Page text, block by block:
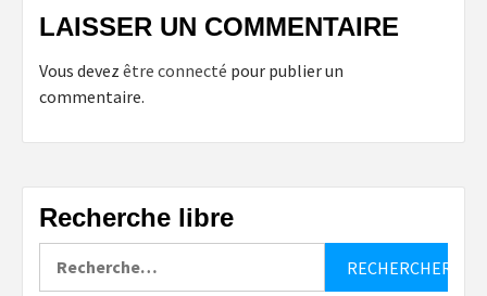
LAISSER UN COMMENTAIRE
Vous devez être connecté pour publier un
commentaire.
Recherche libre